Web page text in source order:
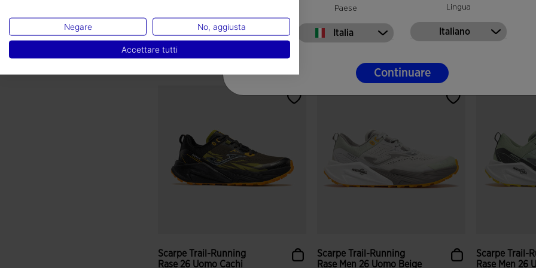
Colori disponibili
3,3 su 5 valutazione dei clienti
Colori disponibili
4,4 su 5 valutazione dei clienti
Colori disponibili
5 su 5
Scarpe Trail-Running
Rase 26 Uomo Cachi
Scarpe Trail-Running
Rase Men 26 Uomo Beige
Scarpe Trail-
Rase Men 26
Paese
Italia
Lingua
Italiano
Continuare
Negare No, aggiusta
Accettare tutti